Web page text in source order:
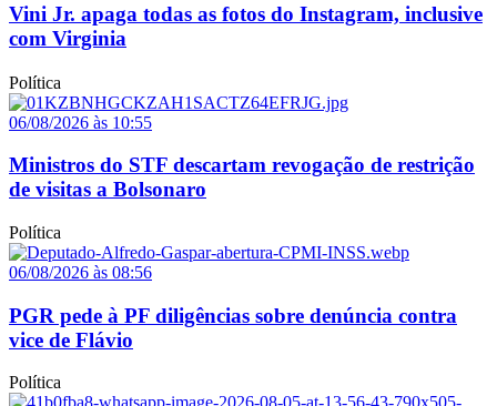
Vini Jr. apaga todas as fotos do Instagram, inclusive
com Virginia
Política
06/08/2026 às 10:55
Ministros do STF descartam revogação de restrição
de visitas a Bolsonaro
Política
06/08/2026 às 08:56
PGR pede à PF diligências sobre denúncia contra
vice de Flávio
Política